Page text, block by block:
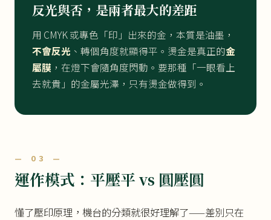
反光與否，是兩者最大的差距
用 CMYK 或專色「印」出來的金，本質是油墨，
不會反光 、轉個角度就顯得平。燙金是真正的金
屬膜 ，在燈下會隨角度閃動。要那種「一眼看上
去就貴」的金屬光澤，只有燙金做得到。
— 03 —
運作模式：平壓平 vs 圓壓圓
懂了壓印原理，機台的分類就很好理解了——差別只在